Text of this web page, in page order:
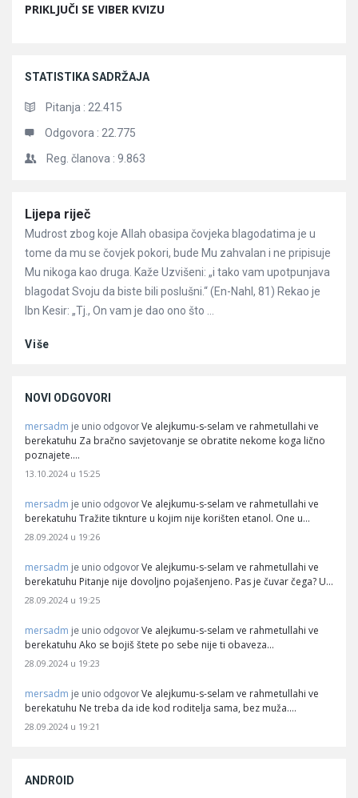
PRIKLJUČI SE VIBER KVIZU
STATISTIKA SADRŽAJA
Pitanja : 22.415
Odgovora : 22.775
Reg. članova : 9.863
Članci
Lijepa riječ
Mudrost zbog koje Allah obasipa čovjeka blagodatima je u
tome da mu se čovjek pokori, bude Mu zahvalan i ne pripisuje
Mu nikoga kao druga. Kaže Uzvišeni: „i tako vam upotpunjava
blagodat Svoju da biste bili poslušni.“ (En-Nahl, 81) Rekao je
Ibn Kesir: „Tj., On vam je dao ono što ...
Više
NOVI ODGOVORI
mersadm je unio odgovor Ve alejkumu-s-selam ve rahmetullahi ve
berekatuhu Za bračno savjetovanje se obratite nekome koga lično
poznajete.…
13.10.2024 u 15:25
mersadm je unio odgovor Ve alejkumu-s-selam ve rahmetullahi ve
berekatuhu Tražite tiknture u kojim nije korišten etanol. One u…
28.09.2024 u 19:26
mersadm je unio odgovor Ve alejkumu-s-selam ve rahmetullahi ve
berekatuhu Pitanje nije dovoljno pojašenjeno. Pas je čuvar čega? U…
28.09.2024 u 19:25
mersadm je unio odgovor Ve alejkumu-s-selam ve rahmetullahi ve
berekatuhu Ako se bojiš štete po sebe nije ti obaveza…
28.09.2024 u 19:23
mersadm je unio odgovor Ve alejkumu-s-selam ve rahmetullahi ve
berekatuhu Ne treba da ide kod roditelja sama, bez muža.…
28.09.2024 u 19:21
ANDROID